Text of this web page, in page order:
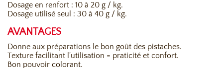
Dosage en renfort : 10 à 20 g / kg.
Dosage utilisé seul : 30 à 40 g / kg.
AVANTAGES
Donne aux préparations le bon goût des pistaches.
Texture facilitant l'utilisation = praticité et confort.
Bon pouvoir colorant.